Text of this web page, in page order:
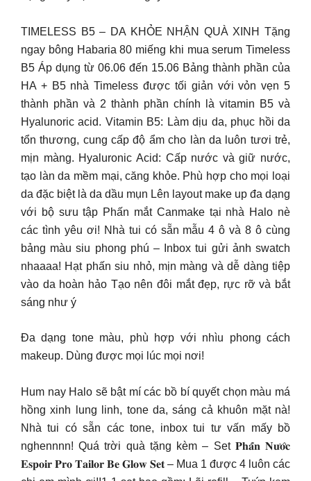
TIMELESS B5 – DA KHỎE NHẬN QUÀ XINH Tặng
ngay bông Habaria 80 miếng khi mua serum Timeless
B5 Áp dụng từ 06.06 đến 15.06 Bảng thành phần của
HA + B5 nhà Timeless được tối giản với vỏn vẹn 5
thành phần và 2 thành phần chính là vitamin B5 và
Hyalunoric acid. Vitamin B5: Làm dịu da, phục hồi da
tổn thương, cung cấp độ ẩm cho làn da luôn tươi trẻ,
mịn màng. Hyaluronic Acid: Cấp nước và giữ nước,
tạo làn da mềm mại, căng khỏe. Phù hợp cho mọi loại
da đặc biệt là da dầu mụn Lên layout make up đa dạng
với bộ sưu tập Phấn mắt Canmake tại nhà Halo nè
các tình yêu ơi! Nhà tui có sẵn mẫu 4 ô và 8 ô cùng
bảng màu siu phong phú – Inbox tui gửi ảnh swatch
nhaaaa! Hạt phấn siu nhỏ, mịn màng và dễ dàng tiệp
vào da hoàn hảo Tạo nên đôi mắt đẹp, rực rỡ và bắt
sáng như ý
Đa dạng tone màu, phù hợp với nhìu phong cách
makeup. Dùng được mọi lúc mọi nơi!
Hum nay Halo sẽ bật mí các bồ bí quyết chọn màu má
hồng xinh lung linh, tone da, sáng cả khuôn mặt nà!
Nhà tui có sẵn các tone, inbox tui tư vấn mấy bồ
nghennnn! Quá trời quà tặng kèm – Set 𝐏𝐡𝐚̂́𝐧 𝐍𝐮̛𝐨̛́𝐜
𝐄𝐬𝐩𝐨𝐢𝐫 𝐏𝐫𝐨 𝐓𝐚𝐢𝐥𝐨𝐫 𝐁𝐞 𝐆𝐥𝐨𝐰 𝐒𝐞𝐭 – Mua 1 được 4 luôn các